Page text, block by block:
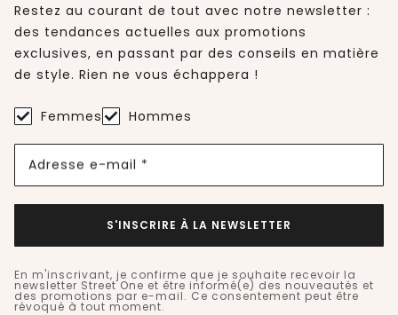
Restez au courant de tout avec notre newsletter :
des tendances actuelles aux promotions
exclusives, en passant par des conseils en matière
de style. Rien ne vous échappera !
Femmes Hommes
Adresse e-mail *
S'INSCRIRE À LA NEWSLETTER
En m'inscrivant, je confirme que je souhaite recevoir la
newsletter Street One et être informé(e) des nouveautés et
des promotions par e-mail. Ce consentement peut être
révoqué à tout moment.